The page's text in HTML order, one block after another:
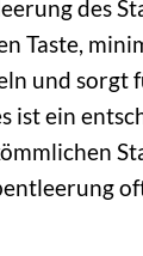
des
Taste,
und sorgt
ist ein